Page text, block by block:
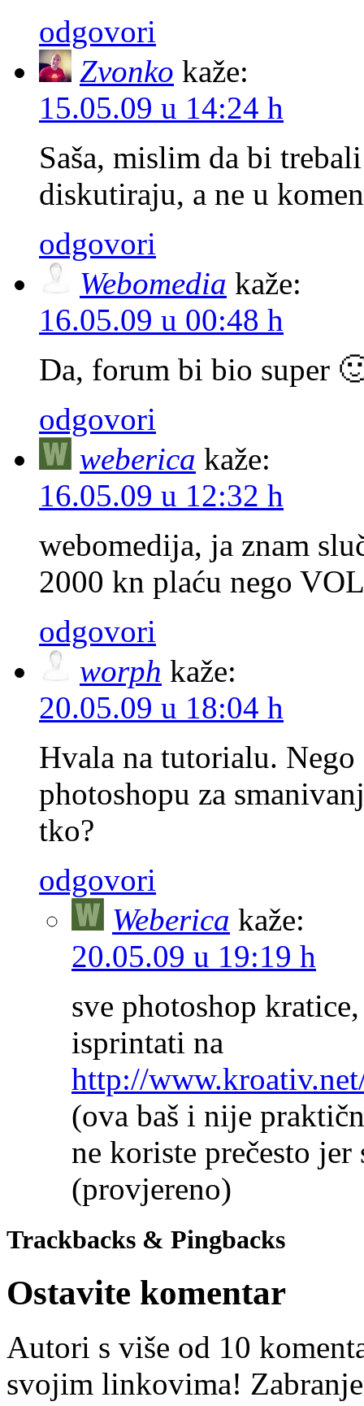
odgovori
Zvonko kaže:
15.05.09 u 14:24 h
Saša, mislim da bi
diskutiraju, a ne u
odgovori
Webomedia kaže:
16.05.09 u 00:48 h
Da, forum bi bio super
odgovori
weberica kaže:
16.05.09 u 12:32 h
webomedija, ja znam
2000 kn plaću nego
odgovori
worph kaže:
20.05.09 u 18:04 h
Hvala na tutorialu.
photoshopu za
tko?
odgovori
Weberica kaže:
20.05.09 u 19:19 h
sve photoshop
isprintati na
http://
(ova baš i nije
ne koriste prečesto
(provjereno)
Trackbacks & Pingbacks
Ostavite komentar
Autori s više od 10
svojim linkovima!